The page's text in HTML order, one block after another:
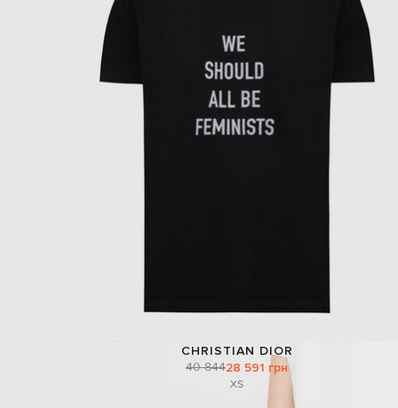
CHRISTIAN DIOR
40 84428 591 грн
XS